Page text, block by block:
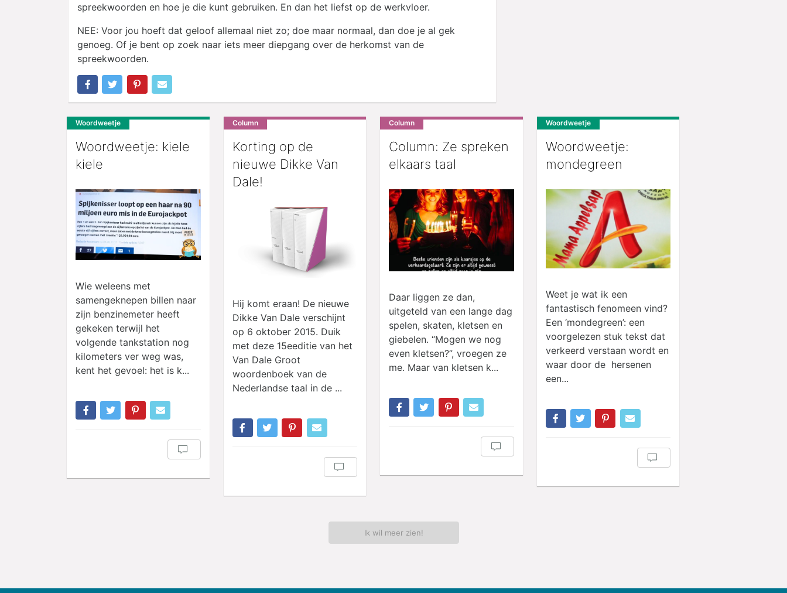
spreekwoorden en hoe je die kunt gebruiken. En dan het liefst op de werkvloer.
NEE: Voor jou hoeft dat geloof allemaal niet zo; doe maar normaal, dan doe je al gek
genoeg. Of je bent op zoek naar iets meer diepgang over de herkomst van de
spreekwoorden.
Woordweetje
Woordweetje: kiele
kiele
Wie weleens met
samengeknepen billen naar
zijn benzinemeter heeft
gekeken terwijl het
volgende tankstation nog
kilometers ver weg was,
kent het gevoel: het is k...
Column
Korting op de
nieuwe Dikke Van
Dale!
Hij komt eraan! De nieuwe
Dikke Van Dale verschijnt
op 6 oktober 2015. Duik
met deze 15eeditie van het
Van Dale Groot
woordenboek van de
Nederlandse taal in de ...
Column
Column: Ze spreken
elkaars taal
Daar liggen ze dan,
uitgeteld van een lange dag
spelen, skaten, kletsen en
giebelen. “Mogen we nog
even kletsen?”, vroegen ze
me. Maar van kletsen k...
Woordweetje
Woordweetje:
mondegreen
Weet je wat ik een
fantastisch fenomeen vind?
Een ‘mondegreen’: een
voorgelezen stuk tekst dat
verkeerd verstaan wordt en
waar door de hersenen
een...
Ik wil meer zien!